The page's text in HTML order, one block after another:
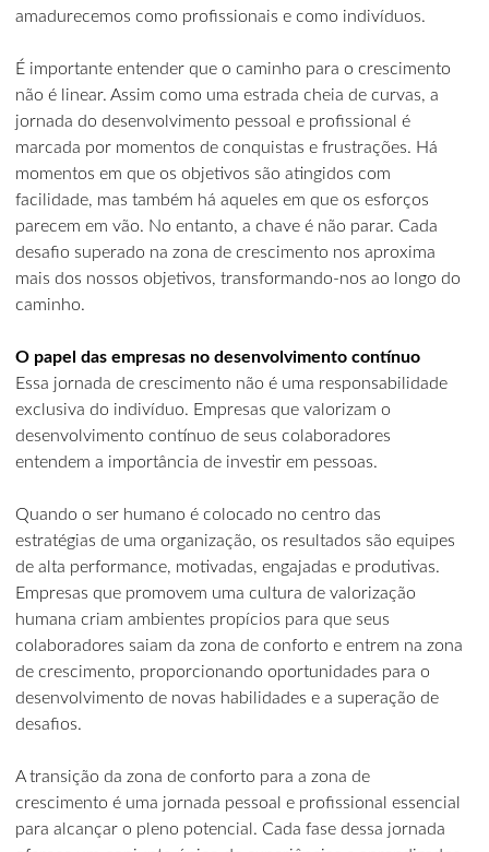
amadurecemos como profissionais e como indivíduos.
É importante entender que o caminho para o crescimento
não é linear. Assim como uma estrada cheia de curvas, a
jornada do desenvolvimento pessoal e profissional é
marcada por momentos de conquistas e frustrações. Há
momentos em que os objetivos são atingidos com
facilidade, mas também há aqueles em que os esforços
parecem em vão. No entanto, a chave é não parar. Cada
desafio superado na zona de crescimento nos aproxima
mais dos nossos objetivos, transformando-nos ao longo do
caminho.
O papel das empresas no desenvolvimento contínuo
Essa jornada de crescimento não é uma responsabilidade
exclusiva do indivíduo. Empresas que valorizam o
desenvolvimento contínuo de seus colaboradores
entendem a importância de investir em pessoas.
Quando o ser humano é colocado no centro das
estratégias de uma organização, os resultados são equipes
de alta performance, motivadas, engajadas e produtivas.
Empresas que promovem uma cultura de valorização
humana criam ambientes propícios para que seus
colaboradores saiam da zona de conforto e entrem na zona
de crescimento, proporcionando oportunidades para o
desenvolvimento de novas habilidades e a superação de
desafios.
A transição da zona de conforto para a zona de
crescimento é uma jornada pessoal e profissional essencial
para alcançar o pleno potencial. Cada fase dessa jornada